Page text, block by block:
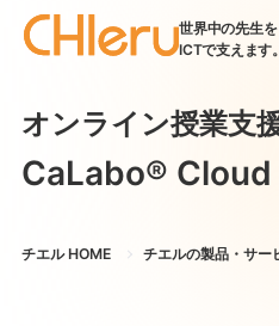
世界中の先生を
ICTで支えます。
オンライン授業支
CaLabo®︎ Cloud
チエル HOME チエルの製品・サー